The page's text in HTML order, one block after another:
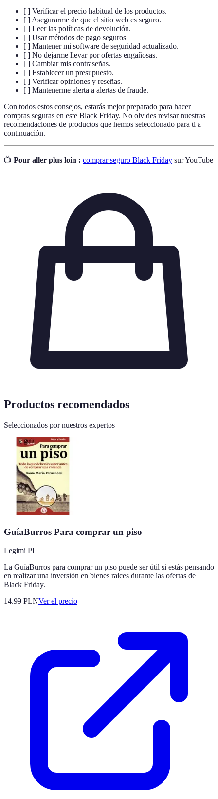
[ ] Verificar el precio habitual de los productos.
[ ] Asegurarme de que el sitio web es seguro.
[ ] Leer las políticas de devolución.
[ ] Usar métodos de pago seguros.
[ ] Mantener mi software de seguridad actualizado.
[ ] No dejarme llevar por ofertas engañosas.
[ ] Cambiar mis contraseñas.
[ ] Establecer un presupuesto.
[ ] Verificar opiniones y reseñas.
[ ] Mantenerme alerta a alertas de fraude.
Con todos estos consejos, estarás mejor preparado para hacer
compras seguras en este Black Friday. No olvides revisar nuestras
recomendaciones de productos que hemos seleccionado para ti a
continuación.
📺 Pour aller plus loin : comprar seguro Black Friday sur YouTube
Productos recomendados
Seleccionados por nuestros expertos
GuíaBurros Para comprar un piso
Legimi PL
La GuíaBurros para comprar un piso puede ser útil si estás pensando
en realizar una inversión en bienes raíces durante las ofertas de
Black Friday.
14.99 PLNVer el precio